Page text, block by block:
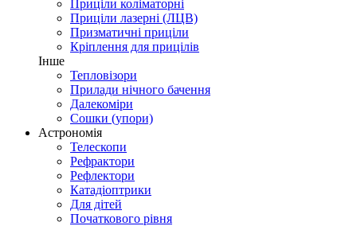
Приціли коліматорні
Приціли лазерні (ЛЦВ)
Призматичні приціли
Кріплення для прицілів
Інше
Тепловізори
Прилади нічного бачення
Далекоміри
Сошки (упори)
Астрономія
Телескопи
Рефрактори
Рефлектори
Катадіоптрики
Для дітей
Початкового рівня